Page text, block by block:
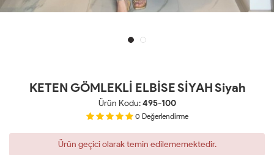
KETEN GÖMLEKLİ ELBİSE SİYAH Siyah
Ürün Kodu:495-100
0 Değerlendirme
Ürün geçici olarak temin edilememektedir.